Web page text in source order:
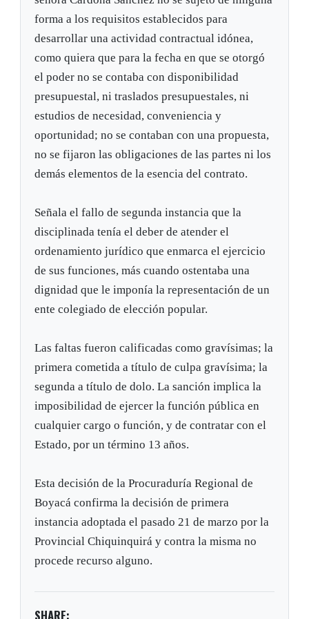
forma a los requisitos establecidos para
desarrollar una actividad contractual idónea,
como quiera que para la fecha en que se otorgó
el poder no se contaba con disponibilidad
presupuestal, ni traslados presupuestales, ni
estudios de necesidad, conveniencia y
oportunidad; no se contaban con una propuesta,
no se fijaron las obligaciones de las partes ni los
demás elementos de la esencia del contrato.
Señala el fallo de segunda instancia que la
disciplinada tenía el deber de atender el
ordenamiento jurídico que enmarca el ejercicio
de sus funciones, más cuando ostentaba una
dignidad que le imponía la representación de un
ente colegiado de elección popular.
Las faltas fueron calificadas como gravísimas; la
primera cometida a título de culpa gravísima; la
segunda a título de dolo. La sanción implica la
imposibilidad de ejercer la función pública en
cualquier cargo o función, y de contratar con el
Estado, por un término 13 años.
Esta decisión de la Procuraduría Regional de
Boyacá confirma la decisión de primera
instancia adoptada el pasado 21 de marzo por la
Provincial Chiquinquirá y contra la misma no
procede recurso alguno.
SHARE: